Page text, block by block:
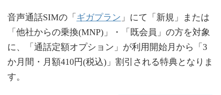
音声通話SIMの「 ギガプラン 」にて「新規」または
「他社からの乗換(MNP)」・「既会員」の方を対象
に、「通話定額オプション」が利用開始月から「3
か月間・月額410円(税込)」割引される特典となりま
す。